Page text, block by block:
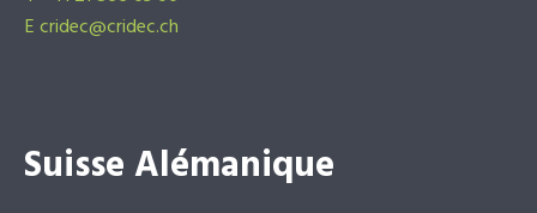
Ecridec@cridec.ch
Suisse Alémanique